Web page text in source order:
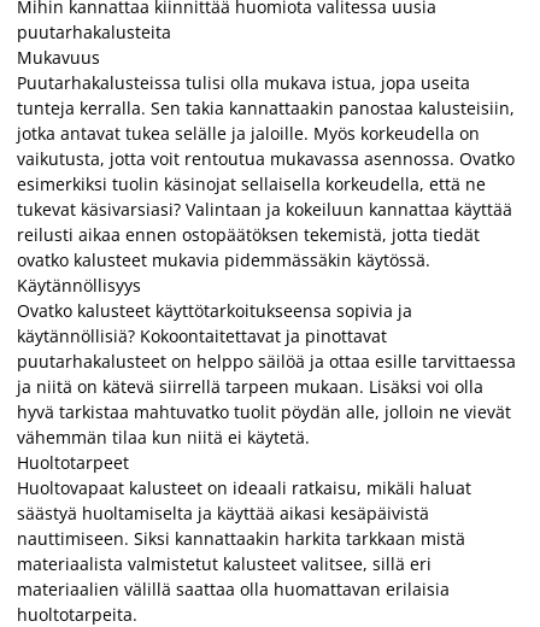
Mihin kannattaa kiinnittää huomiota valitessa uusia
puutarhakalusteita
Mukavuus
Puutarhakalusteissa tulisi olla mukava istua, jopa useita
tunteja kerralla. Sen takia kannattaakin panostaa kalusteisiin,
jotka antavat tukea selälle ja jaloille. Myös korkeudella on
vaikutusta, jotta voit rentoutua mukavassa asennossa. Ovatko
esimerkiksi tuolin käsinojat sellaisella korkeudella, että ne
tukevat käsivarsiasi? Valintaan ja kokeiluun kannattaa käyttää
reilusti aikaa ennen ostopäätöksen tekemistä, jotta tiedät
ovatko kalusteet mukavia pidemmässäkin käytössä.
Käytännöllisyys
Ovatko kalusteet käyttötarkoitukseensa sopivia ja
käytännöllisiä? Kokoontaitettavat ja pinottavat
puutarhakalusteet on helppo säilöä ja ottaa esille tarvittaessa
ja niitä on kätevä siirrellä tarpeen mukaan. Lisäksi voi olla
hyvä tarkistaa mahtuvatko tuolit pöydän alle, jolloin ne vievät
vähemmän tilaa kun niitä ei käytetä.
Huoltotarpeet
Huoltovapaat kalusteet on ideaali ratkaisu, mikäli haluat
säästyä huoltamiselta ja käyttää aikasi kesäpäivistä
nauttimiseen. Siksi kannattaakin harkita tarkkaan mistä
materiaalista valmistetut kalusteet valitsee, sillä eri
materiaalien välillä saattaa olla huomattavan erilaisia
huoltotarpeita.